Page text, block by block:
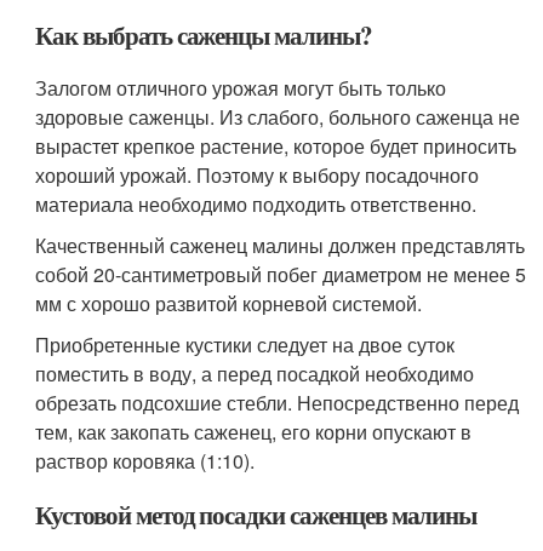
Как выбрать саженцы малины?
Залогом отличного урожая могут быть только
здоровые саженцы. Из слабого, больного саженца не
вырастет крепкое растение, которое будет приносить
хороший урожай. Поэтому к выбору посадочного
материала необходимо подходить ответственно.
Качественный саженец малины должен представлять
собой 20-сантиметровый побег диаметром не менее 5
мм с хорошо развитой корневой системой.
Приобретенные кустики следует на двое суток
поместить в воду, а перед посадкой необходимо
обрезать подсохшие стебли. Непосредственно перед
тем, как закопать саженец, его корни опускают в
раствор коровяка (1:10).
Кустовой метод посадки саженцев малины